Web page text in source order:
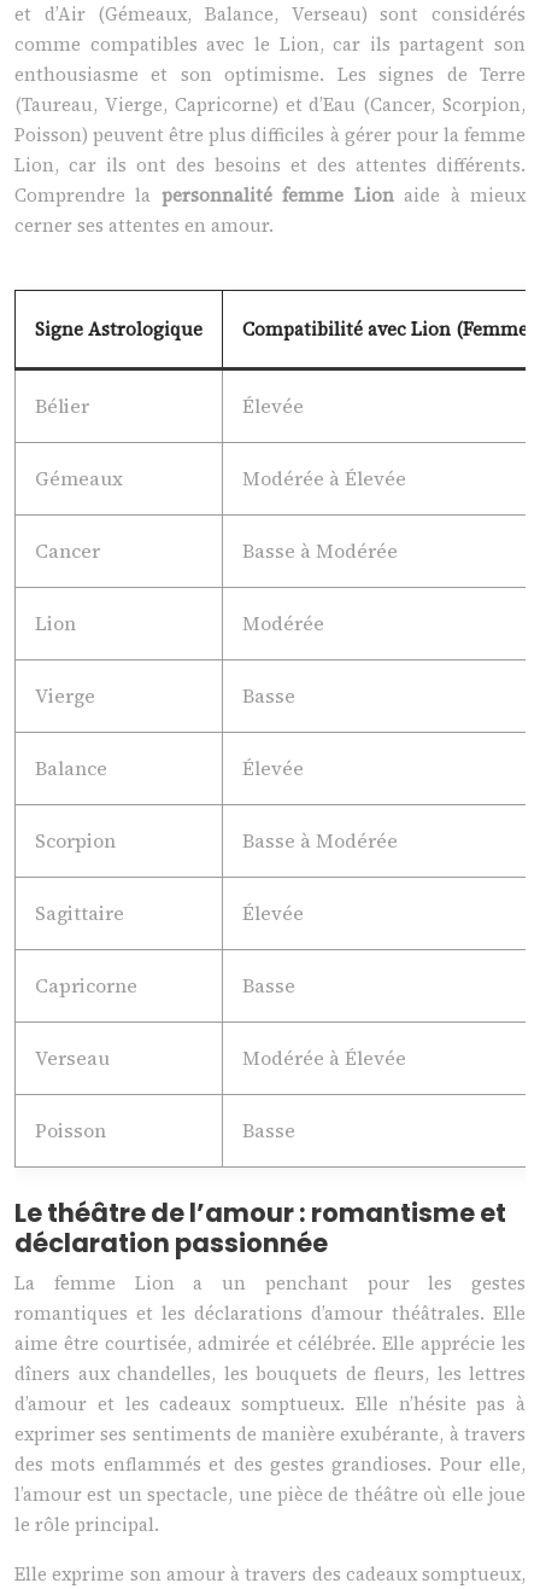
et d’Air (Gémeaux, Balance, Verseau) sont considérés
comme compatibles avec le Lion, car ils partagent son
enthousiasme et son optimisme. Les signes de Terre
(Taureau, Vierge, Capricorne) et d’Eau (Cancer, Scorpion,
Poisson) peuvent être plus difficiles à gérer pour la femme
Lion, car ils ont des besoins et des attentes différents.
Comprendre la personnalité femme Lionaide à mieux
cerner ses attentes en amour.
Signe Astrologique Compatibilité avec Lion (Femme)
Bélier Élevée
Gémeaux Modérée à Élevée
Cancer Basse à Modérée
Lion Modérée
Vierge Basse
Balance Élevée
Scorpion Basse à Modérée
Sagittaire Élevée
Capricorne Basse
Verseau Modérée à Élevée
Poisson Basse
Le théâtre de l’amour : romantisme et
déclaration passionnée
La femme Lion a un penchant pour les gestes
romantiques et les déclarations d’amour théâtrales. Elle
aime être courtisée, admirée et célébrée. Elle apprécie les
dîners aux chandelles, les bouquets de fleurs, les lettres
d’amour et les cadeaux somptueux. Elle n’hésite pas à
exprimer ses sentiments de manière exubérante, à travers
des mots enflammés et des gestes grandioses. Pour elle,
l’amour est un spectacle, une pièce de théâtre où elle joue
le rôle principal.
Elle exprime son amour à travers des cadeaux somptueux,